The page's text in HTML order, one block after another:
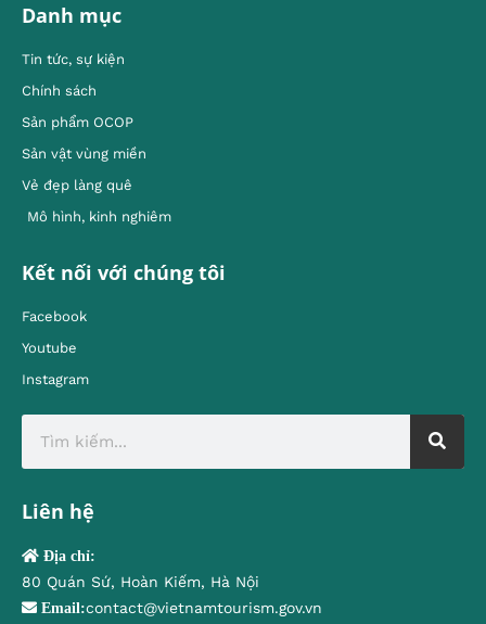
Danh mục
Tin tức, sự kiện
Chính sách
Sản phẩm OCOP
Sản vật vùng miền
Vẻ đẹp làng quê
Mô hình, kinh nghiêm
Kết nối với chúng tôi
Facebook
Youtube
Instagram
Liên hệ
Địa chỉ:
80 Quán Sứ, Hoàn Kiếm, Hà Nội
Email:contact@vietnamtourism.gov.vn